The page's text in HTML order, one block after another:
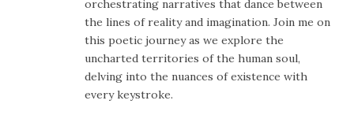
orchestrating narratives that dance between
the lines of reality and imagination. Join me on
this poetic journey as we explore the
uncharted territories of the human soul,
delving into the nuances of existence with
every keystroke.